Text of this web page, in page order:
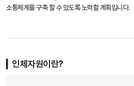
소통체계를 구축 할 수 있도록 노력할 계획입니다.
인체자원이란?